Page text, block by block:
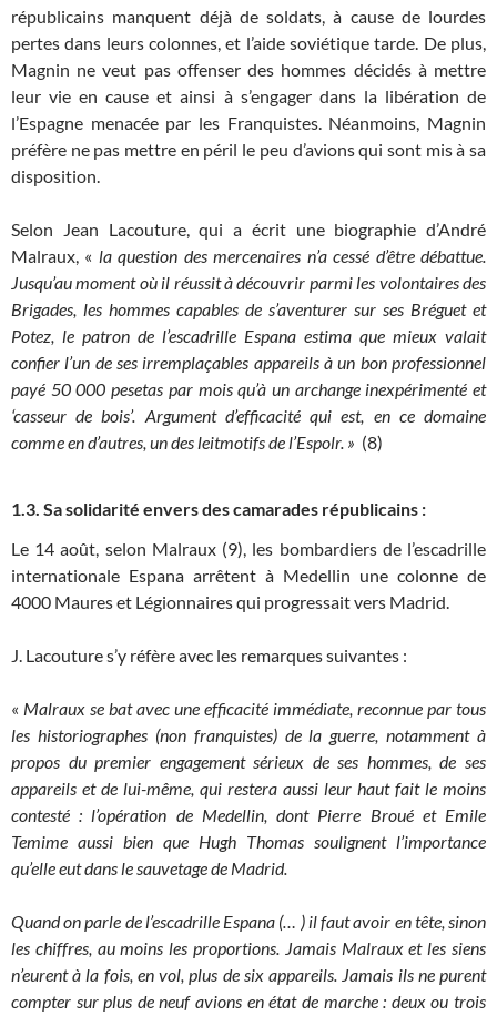
républicains manquent déjà de soldats, à cause de lourdes
pertes dans leurs colonnes, et l’aide soviétique tarde. De plus,
Magnin ne veut pas offenser des hommes décidés à mettre
leur vie en cause et ainsi à s’engager dans la libération de
l’Espagne menacée par les Franquistes. Néanmoins, Magnin
préfère ne pas mettre en péril le peu d’avions qui sont mis à sa
disposition.
Selon Jean Lacouture, qui a écrit une biographie d’André
Malraux, « la question des mercenaires n’a cessé d’être débattue.
Jusqu’au moment où il réussit à découvrir parmi les volontaires des
Brigades, les hommes capables de s’aventurer sur ses Bréguet et
Potez, le patron de l’escadrille Espana estima que mieux valait
confier l’un de ses irremplaçables appareils à un bon professionnel
payé 50 000 pesetas par mois qu’à un archange inexpérimenté et
‘casseur de bois’. Argument d’efficacité qui est, en ce domaine
comme end’autres, un des leitmotifs de l’Espolr. » (8)
1.3. Sa solidarité envers des camarades républicains :
Le 14 août, selon Malraux (9), les bombardiers de l’escadrille
internationale Espana arrêtent à Medellin une colonne de
4000 Maures et Légionnaires qui progressait vers Madrid.
J. Lacouture s’y réfère avec les remarques suivantes :
« Malraux se bat avec une efficacité immédiate, reconnue par tous
les historiographes (non­ franquistes) de la guerre, notamment à
propos du premier engagement sérieux de ses hommes, de ses
appareils et de lui-même, qui restera aussi leur haut fait le moins
contesté : l’opération de Medellin, dont Pierre Broué et Emile
Temime aussi bien que Hugh Thomas soulignent l’importance
qu’elle eut dans le sauvetage de Madrid.
Quand on parle de l’escadrille Espana (… ) il faut avoir en tête, sinon
les chiffres, au moins les proportions. Jamais Malraux et les siens
n’eurent à la fois, en vol, plus de six appareils. Jamais ils ne purent
compter sur plus de neuf avions en état de marche : deux ou trois